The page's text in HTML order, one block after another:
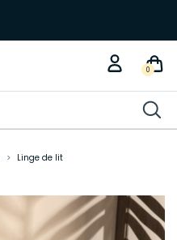
0
Linge de lit